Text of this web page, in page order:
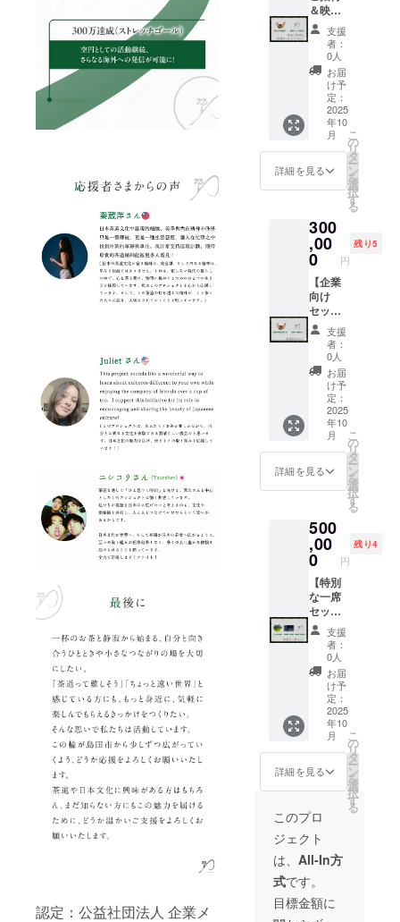
認定：公益社団法人 企業メ
れるお
名前を
ご記入
くださ
い。
9:00~1
7:30 ・
緑茶ツ
アーズ
は、1
時間に
2 回(毎
時 00 分
と 30
分)開催
KADOD
E
WA に
到着さ
れまし
たら、
ご希望
の回を
お選び
のう
え、ス
タッフ
にお申
し込み
くださ
い。 初
回/10:0
0 開始
日)15:3
0 開始
祝)16:3
0 開始 *
団体予
約や満
席の場
合、ご
希望の
お時間
に参加
できな
い場合
がござ
いま
す。ご
了承く
ださ
法：
メール
画をお
送りさ
せてい
だきま
す。 ※3
・掲載
期間：
ご覧く
ださ
い。
https://
www.yo
utube.c
om/wat
ch?
v=jkTG
uhRAp
意事
項：支
考欄に
掲載を
希望さ
れるお
名前を
ご記入
くださ
い。
pY ・注
意事
項：支
援時、
必ず備
考欄に
掲載を
希望さ
れるお
名前を
くださ
い。
以下の
リンク
(YouTub
e)に掲
載して
いま
す。お
名前が
どのよ
うに表
示され
るかの
ださ
い。
https://
www.yo
utube.c
om/wat
ch?
v=jkTG
uhRAp
pY ・注
意事
項：支
援時、
必ず備
考欄に
掲載を
希望さ
れるお
い。
岡県島
田市河
原2丁目
16−3）
※2 有効
期限：
2025年
10月〜
2026年
3月 ・
当日
は、空
トをお
持ちの
うえ、
各受付
にてご
提示く
ださ
い。 ・
体験日
の調整
は、毎
月初め
に専用
フォー
ムにて
行いま
す。 ※
日程に
ため、
ご希望
に添え
ない場
合がご
ざいま
す。あ
らかじ
めご了
承くだ
さい。
・最初
は緑茶
飲み比
べ体験
となり
ますの
で、
KADOD
OOIGA
WA 茶
寮へお
越し下
さい
（体験
全体は
10～12
援者さ
まと
メール
でご相
談の上
決定さ
せてい
ただき
ます。
量：
120g 原
材料及
び添加
食品表
示はお
届け商
品のラ
ベルに
表記さ
れま
す。商
品開封
前には
必ずお
届けの
リター
ンに貼
付され
たラベ
ルや注
意書き
をご確
認くだ
※3 ・掲
載期
間：映
像が存
続する
限り掲
載 ・掲
載方
法：文
字のみ
です(10
文字以
内)。エ
ンドク
レジッ
トでの
文字サ
イズの
イメー
ジを、
以下の
リンク
(YouTub
e)に掲
載して
いま
す。お
名前が
茶」 ※2
※1 2025
年10月1
（水）
〜2026
年7月31
（金）
までの
間に都
内近郊
にて開
催いた
す。具
体的な
日程に
ついて
は、支
援者さ
まと
メール
でご相
談の上
決定さ
せてい
ただき
ます。
※2 内容
量：
120g 原
材料及
び添加
物等の
示はお
届け商
品のラ
ベルに
表記さ
れま
す。商
品開封
前には
必ずお
届けの
リター
ンに貼
付され
たラベ
ルや注
意書き
をご確
認くだ
さい。
＆映像
内クレ
ジット
セッ
ト】 ・
東出茶
会に招
待（都
内近郊
の茶室
／有効
期限付
き）※1
・エン
ルクレ
ジット
（中）
※2 ・作
法動画
※3 ※1
2025年
10月1日
（水）
〜2026
年7月31
（金）
までの
間に都
内近郊
にて毎
月開催
される
茶会の
か一回
に参加
いただ
けま
す。具
体的な
日程に
ついて
は、支
援者さ
まと
メール
でご相
談の上
決定さ
せてい
ただき
ます。
※2 ・掲
載期
間：映
像が存
続する
限り掲
載 ・掲
載方
法：ロ
ゴまた
支援
者：
0人
お届
け予
定：
2025
年10
月
詳細を見る
こ
の
リ
タ
ー
ン
を
選
択
す
る
300
,00
0 円
残り5
【企業
向け
セッ
ト】 ・
社員向
け茶会
（最大5
名想
定）※1
・エン
ドロー
ルクレ
ジット
（中）
※2 ※1
有効期
2025年
10月1日
（水）
〜2026
年7月31
日
（金）
まで 場
所：都
内近郊
の茶室
または
企業さ
まの１
室をお
借りし
ての開
催 ・支
援者様
の交通
費や滞
在費：
支援者
様の交
通費や
滞在費
は各自
でご負
支援
者：
0人
お届
け予
定：
2025
年10
月
詳細を見る
こ
の
リ
タ
ー
ン
を
選
択
す
る
500
,00
0 円
残り4
【特別
な一席
セッ
ト】 ・
スペ
シャル
茶会
（都内
近郊の
茶室／
有効期
限付
き）※1
・概要
欄に
URLま
たは応
援者と
してお
名前記
載 ・エ
ンド
ロール
クレ
支援
者：
0人
お届
け予
定：
2025
年10
月
詳細を見る
こ
の
リ
タ
ー
ン
を
選
択
す
る
このプロ
ジェクト
は、 All-In方
式です。
目標金額に